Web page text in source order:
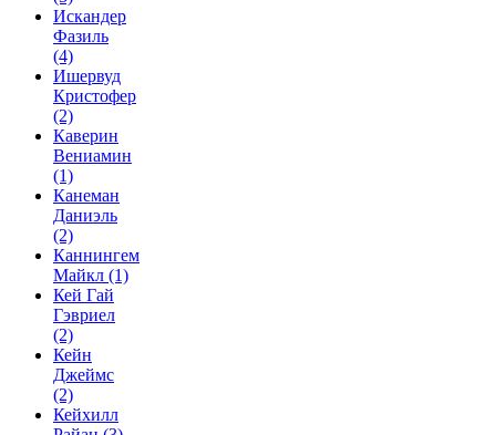
Искандер
Фазиль
(4)
Ишервуд
Кристофер
(2)
Каверин
Вениамин
(1)
Канеман
Даниэль
(2)
Каннингем
Майкл (1)
Кей Гай
Гэвриел
(2)
Кейн
Джеймс
(2)
Кейхилл